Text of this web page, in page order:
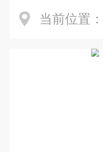
当前位置：